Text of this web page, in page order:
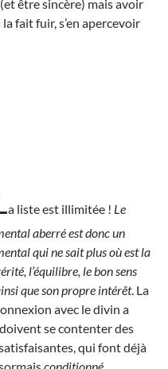
être sincère) mais avoir
fait fuir, s’en apercevoir
a liste est illimitée ! Le
aberré est donc un
qui ne sait plus où est la
l’équilibre, le bon sens
que son propre intérêt. La
avec le divin a
se contenter des
qui font déjà
conditionné